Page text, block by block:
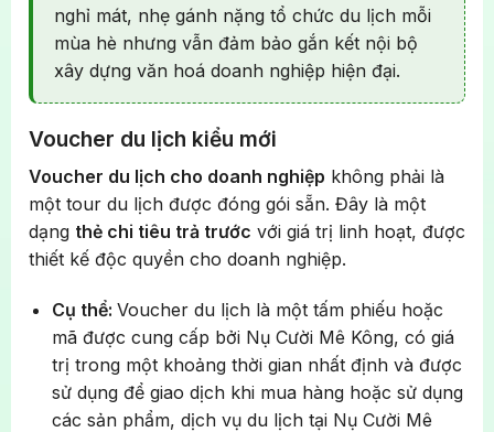
nghỉ mát, nhẹ gánh nặng tổ chức du lịch mỗi
mùa hè nhưng vẫn đảm bảo gắn kết nội bộ
xây dựng văn hoá doanh nghiệp hiện đại.
Voucher du lịch kiểu mới
Voucher du lịch cho doanh nghiệp không phải là
một tour du lịch được đóng gói sẵn. Đây là một
dạng thẻ chi tiêu trả trước với giá trị linh hoạt, được
thiết kế độc quyền cho doanh nghiệp.
Cụ thể: Voucher du lịch là một tấm phiếu hoặc
mã được cung cấp bởi Nụ Cười Mê Kông, có giá
trị trong một khoảng thời gian nhất định và được
sử dụng để giao dịch khi mua hàng hoặc sử dụng
các sản phẩm, dịch vụ du lịch tại Nụ Cười Mê